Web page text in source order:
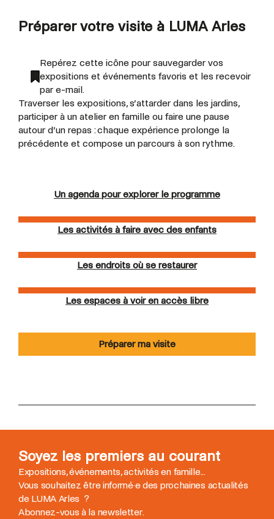
Préparer votre visite à LUMA Arles
Repérez cette icône pour sauvegarder vos
expositions et événements favoris et les recevoir
par e-mail.
Traverser les expositions, s’attarder dans les jardins,
participer à un atelier en famille ou faire une pause
autour d’un repas : chaque expérience prolonge la
précédente et compose un parcours à son rythme.
Un agenda pour explorer le programme
Les activités à faire avec des enfants
Les endroits où se restaurer
Les espaces à voir en accès libre
Préparer ma visite
Soyez les premiers au courant
Expositions, événements, activités en famille...
Vous souhaitez être informé·e des prochaines actualités
de LUMA Arles ?
Abonnez-vous à la newsletter.